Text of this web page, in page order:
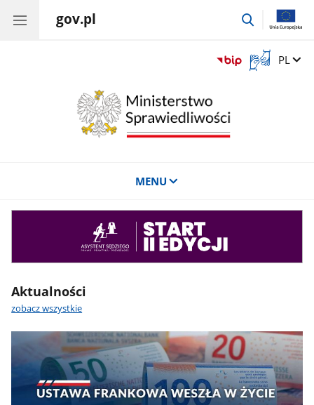
gov.pl
przejdź
Otwórz
okno
Zmień
PL
MENU
Aktualności
zobacz wszystkie